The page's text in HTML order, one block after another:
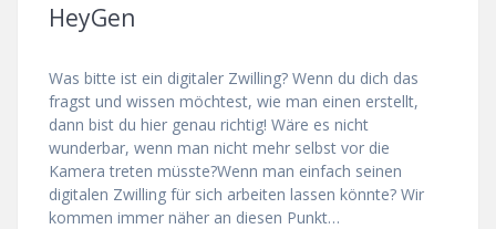
HeyGen
Was bitte ist ein digitaler Zwilling? Wenn du dich das
fragst und wissen möchtest, wie man einen erstellt,
dann bist du hier genau richtig! Wäre es nicht
wunderbar, wenn man nicht mehr selbst vor die
Kamera treten müsste?Wenn man einfach seinen
digitalen Zwilling für sich arbeiten lassen könnte? Wir
kommen immer näher an diesen Punkt…